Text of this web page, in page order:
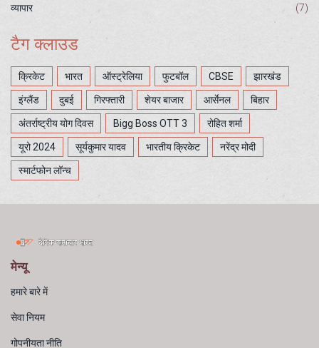
व्यापार (7)
टैग क्लाउड
क्रिकेट भारत ऑस्ट्रेलिया फुटबॉल CBSE झारखंड
इंग्लैंड दुबई गिरफ्तारी शेयर बाजार आर्सेनल बिहार
अंतर्राष्ट्रीय योग दिवस Bigg Boss OTT 3 रोहित शर्मा
यूरो 2024 सूर्यकुमार यादव भारतीय क्रिकेट नरेंद्र मोदी
स्मार्टफोन लॉन्च
मेन्यू
हमारे बारे में
सेवा नियम
गोपनीयता नीति